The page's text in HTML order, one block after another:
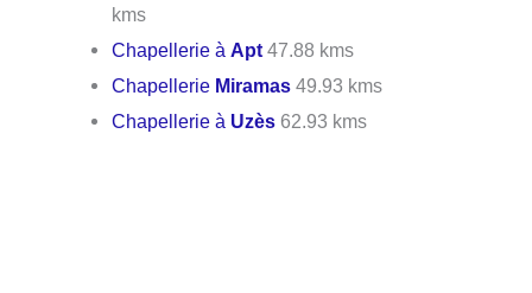
kms
Chapellerie àApt 47.88 kms
Chapellerie Miramas 49.93 kms
Chapellerie à Uzès 62.93 kms